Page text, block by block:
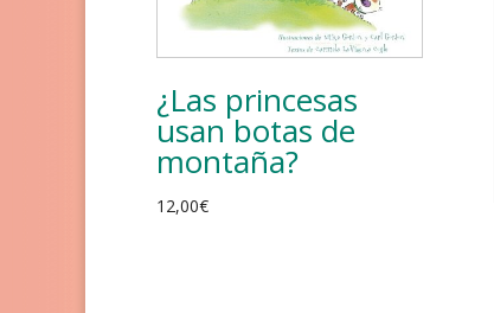
¿Las princesas
usan botas de
montaña?
12,00€